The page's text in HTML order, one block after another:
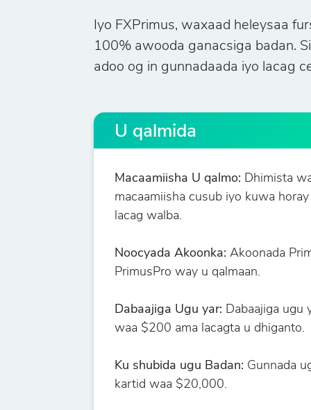
Iyo FXPrimus, waxaad heleysaa
100% awooda ganacsiga badan.
adoo og in gunnadaada iyo lacag
U qalmida
Macaamiisha U qalmo: Dhimista
macaamiisha cusub iyo kuwa
lacag walba.
Noocyada Akoonka: Akoonada
PrimusPro way u qalmaan.
Dabaajiga Ugu yar: Dabaajiga ugu
waa $200 ama lacagta u dhiganto.
Ku shubida ugu Badan: Gunnada
kartid waa $20,000.